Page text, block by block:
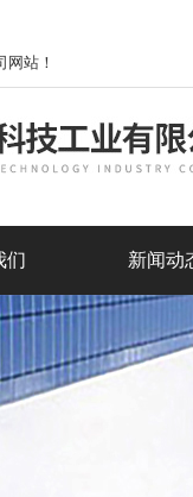
站！
们 新闻动